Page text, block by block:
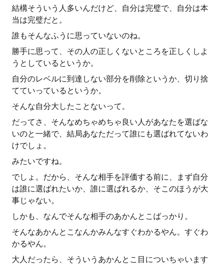
結構そういう人多いんだけど、自分は完璧で、自分は本
当は完璧だと。
誰もそんなふうに思っていないのね。
勝手に思って、その人の正しくないところを正しくしよ
うとしているというか。
自分のレベルに到達しない部分を削除というか、切り捨
てていっているというか。
そんな自分大したことないって。
だってさ、そんなめちゃめちゃ良い人があなたを選ばな
いのと一緒で、結局あなただって誰にも選ばれてないわ
けでしょ。
みたいですね。
でしょ。だから、そんな相手を評価する前に、まず自分
は誰に選ばれたいか、誰に選ばれるか、そこのほうが大
事じゃない。
しかも、なんでそんな相手のあかんとこばっかり。
そんなあかんとこなんかみんなすぐわかるやん。すぐわ
かるやん。
大人だったら、そういうあかんとこ目についちゃいます